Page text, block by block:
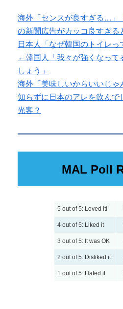
海外「センスが良すぎる…」
の新聞広告がカッコ良すぎる
日本人「なぜ韓国のトイレっ
←韓国人「我々が強くなって
しょう」
海外「美味しいからいいじゃ
知らずに日本のアレを飲んで
光客？
MAL Poll
5 out of 5: Loved it!
4 out of 5: Liked it
3 out of 5: It was OK
2 out of 5: Disliked it
1 out of 5: Hated it